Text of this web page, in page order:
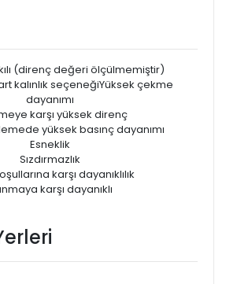
(direnç değeri ölçülmemiştir)
kalınlık seçeneğiYüksek çekme
dayanımı
karşı yüksek direnç
yüksek basınç dayanımı
Esneklik
Sızdırmazlık
karşı dayanıklılık
karşı dayanıklı